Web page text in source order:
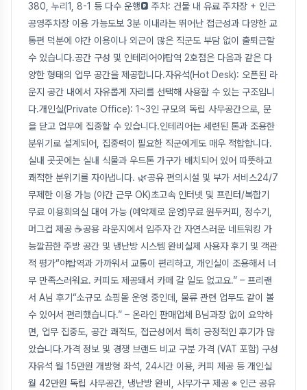
380, 누리1, 8-1 등 다수 운행🅿️ 주차: 건물 내 유료 주차장 + 인근
공영주차장 이용 가능도보 3분 이내라는 뛰어난 접근성과 다양한 교
통편 덕분에 야간 이용이나 외근이 많은 직군도 부담 없이 출퇴근할
수 있습니다.공간 구성 및 인테리어야탑역 2호점은 다음과 같은 다
양한 형태의 업무 공간을 제공합니다.자유석(Hot Desk): 오픈된 라
운지 공간 내에서 자유롭게 자리를 선택해 사용할 수 있는 구조입니
다.개인실(Private Office): 1~3인 규모의 독립 사무공간으로, 문
을 닫고 업무에 집중할 수 있습니다.인테리어는 세련된 톤과 조용한
분위기로 설계되어, 집중력이 필요한 직군에게도 매우 적합합니다.
실내 곳곳에는 실내 식물과 우드톤 가구가 배치되어 있어 따뜻하고
쾌적한 분위기를 자아냅니다. 🌿공유 편의시설 및 부가 서비스24/7
무제한 이용 가능 (야간 근무 OK)초고속 인터넷 및 프린터/복합기
무료 이용회의실 대여 가능 (예약제로 운영)무료 원두커피, 정수기,
머그컵 제공 ☕공용 라운지에서 입주자 간 자연스러운 네트워킹 가
능깔끔한 주방 공간 및 냉난방 시스템 완비실제 사용자 후기 및 객관
적 평가“야탑역과 가까워서 교통이 편리하고, 개인실이 조용해서 너
무 만족스러워요. 커피도 제공돼서 카페 갈 일도 없고요.” – 프리랜
서 A님 후기“소규모 쇼핑몰 운영 중인데, 물류 관련 업무도 같이 볼
수 있어서 편리했습니다.” – 온라인 판매업체 B님과장 없이 요약하
면, 업무 집중도, 공간 쾌적도, 접근성에서 특히 긍정적인 후기가 많
았습니다.가격 정보 및 경쟁 브랜드 비교 구분 가격 (VAT 포함) 구성
자유석 월 15만원 개방형 좌석, 24시간 이용, 커피 제공 등 개인실
월 42만원 독립 사무공간, 냉난방 완비, 사무가구 제공 ※ 인근 공유